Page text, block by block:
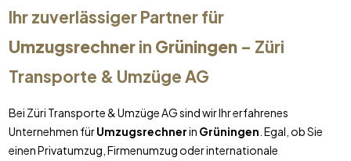
Ihr zuverlässiger Partner für
Umzugsrechnerin Grüningen– Züri
Transporte & Umzüge AG
Bei Züri Transporte & Umzüge AG sind wir Ihr erfahrenes
Unternehmen fürUmzugsrechnerin Grüningen . Egal, ob Sie
einen Privatumzug, Firmenumzug oder internationale